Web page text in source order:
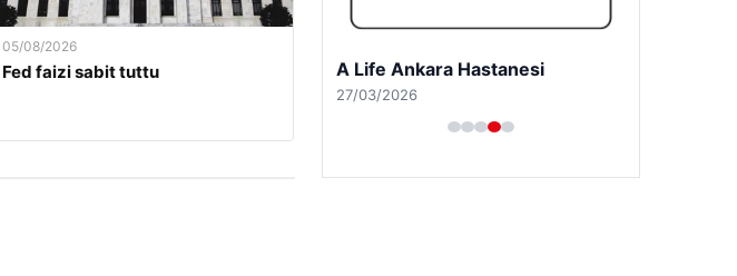
05/08/2026
Fed faizi sabit tuttu A Life Ankara Hastanesi
27/03/2026